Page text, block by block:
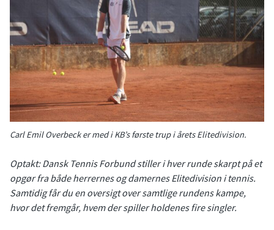
Carl Emil Overbeck er med i KB’s første trup i årets Elitedivision.
Optakt: Dansk Tennis Forbund stiller i hver runde skarpt på et
opgør fra både herrernes og damernes Elitedivision i tennis.
Samtidig får du en oversigt over samtlige rundens kampe,
hvor det fremgår, hvem der spiller holdenes fire singler.